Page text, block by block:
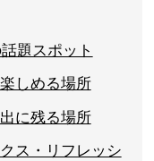
題スポット
しめる場所
に残る場所
ス・リフレッシ